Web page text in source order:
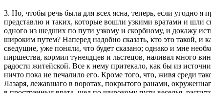
3. Но, чтобы речь была для всех ясна, теперь, если угодно
представлю и таких, которые вошли узкими вратами и шли
одного из шедших по пути узкому и скорбному, и докажу
широким путем? Наперед надобно сказать, кто это такой,
сведущие, уже поняли, что будет сказано; однако и мне
пиршества, кормил тунеядцев и льстецов, наливал много
радости житейской. Все к нему притекало, как бы из
ничто пока не печалило его. Кроме того, что, живя среди
Лазаря, лежавшаго в воротах, покрытого ранами,